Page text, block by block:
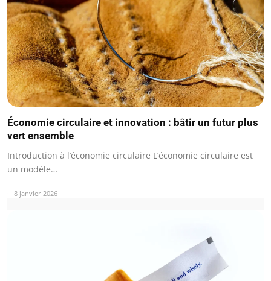
Économie circulaire et innovation : bâtir un futur plus
vert ensemble
Introduction à l’économie circulaire L’économie circulaire est
un modèle…
8 janvier 2026